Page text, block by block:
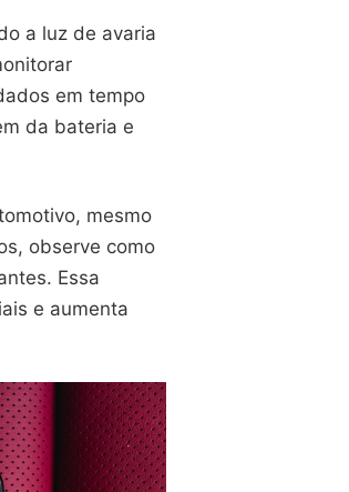
a luz de avaria
em tempo
da bateria e
mesmo
observe como
Essa
e aumenta